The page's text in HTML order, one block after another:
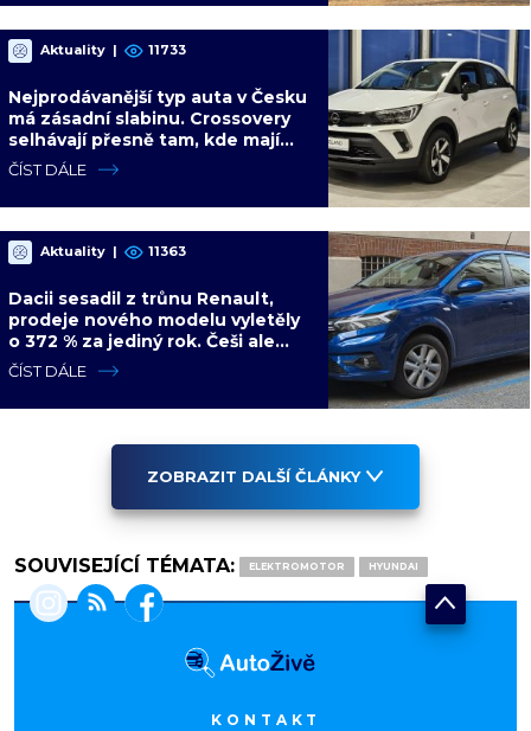
Aktuality | 11733
Nejprodávanější typ auta v Česku
má zásadní slabinu. Crossovery
selhávají přesně tam, kde mají
být nejsilnější
ČÍST DÁLE
Aktuality | 11363
Dacii sesadil z trůnu Renault,
prodeje nového modelu vyletěly
o 372 % za jediný rok. Češi ale
jedou svojí pohádku
ČÍST DÁLE
ZOBRAZIT DALŠÍ ČLÁNKY
SOUVISEJÍCÍ TÉMATA: ELEKTROMOTOR HYUNDAI
KONTAKT